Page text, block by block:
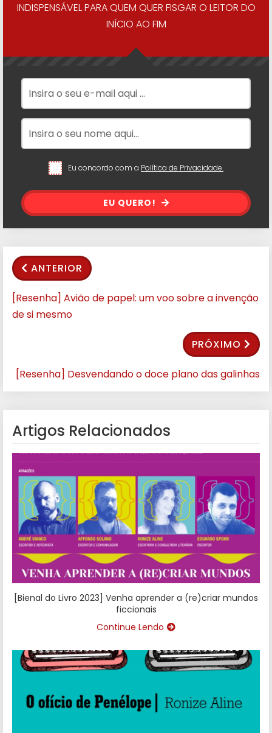
INDISPENSÁVEL PARA QUEM QUER FISGAR O LEITOR DO
INÍCIO AO FIM
Eu concordo com a Política de Privacidade.
EU QUERO!
ANTERIOR
[Resenha] Avião de papel: um voo sobre a invenção
de si mesmo
PRÓXIMO
[Resenha] Desvendando o doce plano das galinhas
Artigos Relacionados
[Bienal do Livro 2023] Venha aprender a (re)criar mundos
ficcionais
Continue Lendo